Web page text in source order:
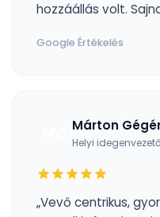
hozzáállás volt.
Google Értékelés
Márton
Helyi idegenvezető
„Vevő centrikus,